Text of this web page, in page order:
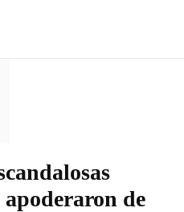
apoderaron de